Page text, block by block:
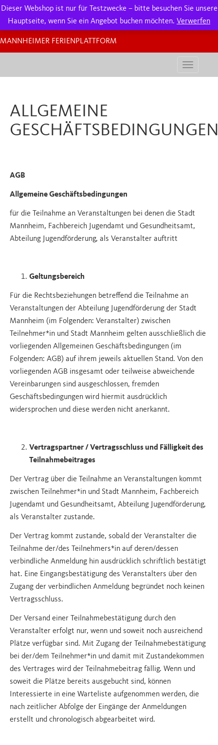
MANNHEIMER FERIENPLATTFORM
ALLGEMEINE
AGB
Allgemeine Geschäftsbedingungen
für die Teilnahme an Veranstaltungen bei denen die Stadt
Mannheim, Fachbereich Jugendamt und Gesundheitsamt,
Abteilung Jugendförderung, als Veranstalter auftritt
Geltungsbereich
Für die Rechtsbeziehungen betreffend die Teilnahme an
Veranstaltungen der Abteilung Jugendförderung der Stadt
Mannheim (im Folgenden: Veranstalter) zwischen
Teilnehmer*in und Stadt Mannheim gelten ausschließlich die
vorliegenden Allgemeinen Geschäftsbedingungen (im
Folgenden: AGB) auf ihrem jeweils aktuellen Stand. Von den
vorliegenden AGB insgesamt oder teilweise abweichende
Vereinbarungen sind ausgeschlossen, fremden
Geschäftsbedingungen wird hiermit ausdrücklich
widersprochen und diese werden nicht anerkannt.
Vertragspartner / Vertragsschluss und Fälligkeit des
Teilnahmebeitrages
Der Vertrag über die Teilnahme an Veranstaltungen kommt
zwischen Teilnehmer*in und Stadt Mannheim, Fachbereich
Jugendamt und Gesundheitsamt, Abteilung Jugendförderung,
als Veranstalter zustande.
Der Vertrag kommt zustande, sobald der Veranstalter die
Teilnahme der/des Teilnehmers*in auf deren/dessen
verbindliche Anmeldung hin ausdrücklich schriftlich bestätigt
hat. Eine Eingangsbestätigung des Veranstalters über den
Zugang der verbindlichen Anmeldung begründet noch keinen
Vertragsschluss.
Der Versand einer Teilnahmebestätigung durch den
Veranstalter erfolgt nur, wenn und soweit noch ausreichend
Plätze verfügbar sind. Mit Zugang der Teilnahmebestätigung
bei der/dem Teilnehmer*in und damit mit Zustandekommen
des Vertrages wird der Teilnahmebeitrag fällig. Wenn und
soweit die Plätze bereits ausgebucht sind, können
Interessierte in eine Warteliste aufgenommen werden, die
nach zeitlicher Abfolge der Eingänge der Anmeldungen
erstellt und chronologisch abgearbeitet wird.
Dieser Webshop ist nur für Testzwecke – bitte besuchen Sie unsere
Hauptseite, wenn Sie ein Angebot buchen möchten. Verwerfen